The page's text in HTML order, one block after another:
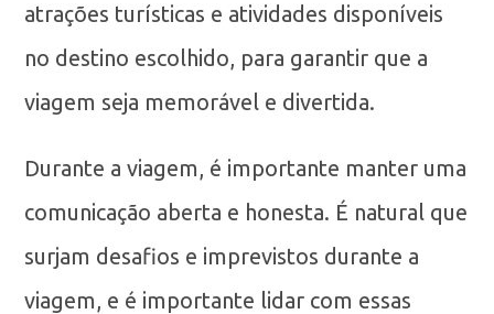
atrações turísticas e atividades disponíveis
no destino escolhido, para garantir que a
viagem seja memorável e divertida.
Durante a viagem, é importante manter uma
comunicação aberta e honesta. É natural que
surjam desafios e imprevistos durante a
viagem, e é importante lidar com essas